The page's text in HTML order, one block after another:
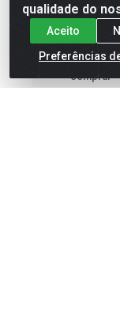
Faça seu login
cadastre-se
ver preços e
comprar
qualidade do
Aceito
Preferências